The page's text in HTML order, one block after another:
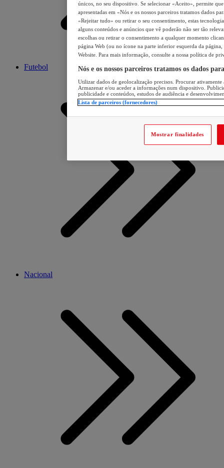
Futebol
Nacional
únicos, no seu dispositivo. Se selecionar «Aceito», permite
apresentadas em «Nós e os nossos parceiros tratamos dados
«Rejeitar tudo» ou retirar o seu consentimento, estas
alguns conteúdos e anúncios que vê poderão não ser tão
escolhas ou retirar o consentimento a qualquer momento
página Web (ou no ícone na parte inferior esquerda da página,
Website. Para mais informação, consulte a nossa política de
Nós e os nossos parceiros tratamos os dados
Utilizar dados de geolocalização precisos. Procurar
Armazenar e/ou aceder a informações num dispositivo.
publicidade e conteúdos, estudos de audiência e
Lista de parceiros (fornecedores)
Mostrar finalidades